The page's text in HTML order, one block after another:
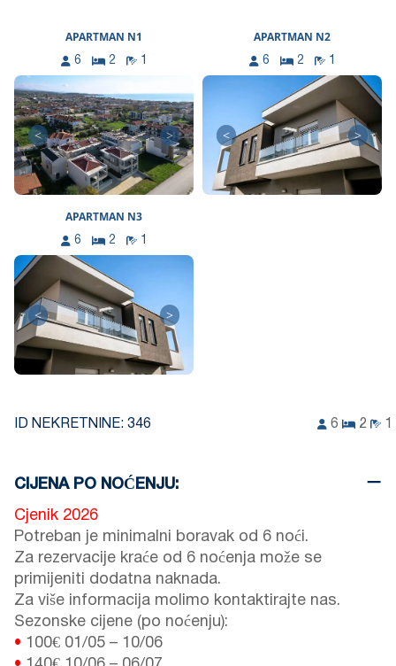
APARTMAN N1
6 2 1
< >
APARTMAN N2
6 2 1
< >
APARTMAN N3
6 2 1
< >
ID NEKRETNINE: 346 6 2 1
CIJENA PO NOĆENJU:
Cjenik 2026
Potreban je minimalni boravak od 6 noći.
Za rezervacije kraće od 6 noćenja može se
primijeniti dodatna naknada.
Za više informacija molimo kontaktirajte nas.
Sezonske cijene (po noćenju):
• 100€ 01/05 – 10/06